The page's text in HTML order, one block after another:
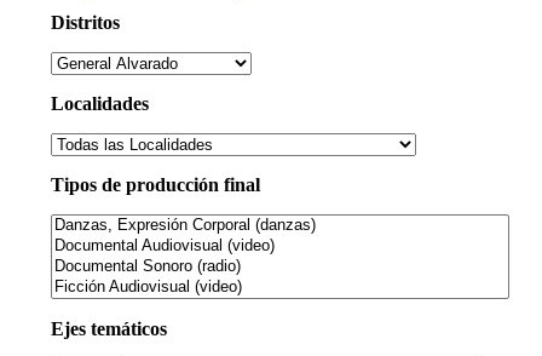
Distritos
Localidades
Tipos de producción final
Ejes temáticos